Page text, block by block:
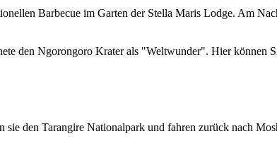
Barbecue im Garten der Stella Maris Lodge. Am
den Ngorongoro Krater als "Weltwunder". Hier können
den Tarangire Nationalpark und fahren zurück nach